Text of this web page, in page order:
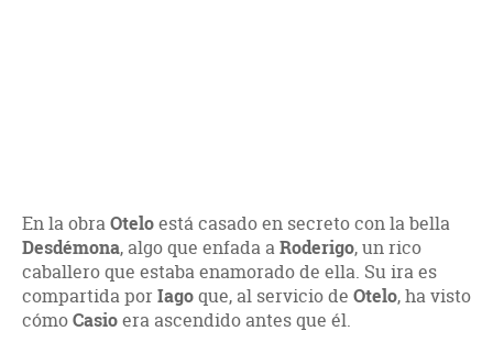
En la obraOteloestá casado en secreto con la bella
Desdémona, algo que enfada aRoderigo, un rico
caballero que estaba enamorado de ella. Su ira es
compartida por Iagoque, al servicio de Otelo, ha visto
cómoCasioera ascendido antes que él.